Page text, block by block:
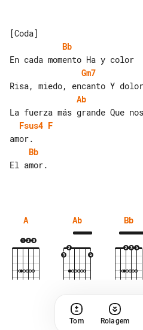
Bb
Gm7
Ab
Fsus4 F
Bb
El amor.
A Ab Bb
Tom Rolagem